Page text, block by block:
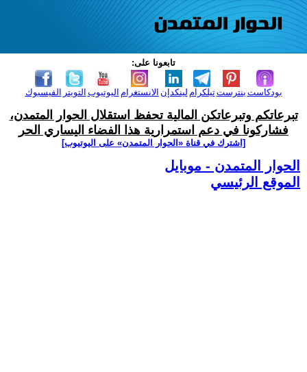
تابعونا على:
الفيسبوك التويتر اليوتيوب الانستغرام لينكدإن تيلكرامبنترست بودكاست
تبرعاتكم وتبرعاتكن المالية تحفظ استقلال الحوار المتمدن،
فشاركونا في دعم استمرارية هذا الفضاء اليساري الحر
[اشترك في قناة ‫«الحوار المتمدن» على اليوتيوب]
الحوار المتمدن - موبايل
الموقع الرئيسي